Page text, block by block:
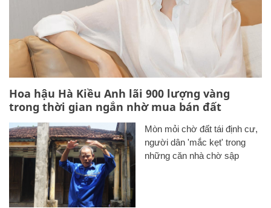
Hoa hậu Hà Kiều Anh lãi 900 lượng vàng
trong thời gian ngắn nhờ mua bán đất
Mòn mỏi chờ đất tái định cư,
người dân 'mắc kẹt' trong
những căn nhà chờ sập